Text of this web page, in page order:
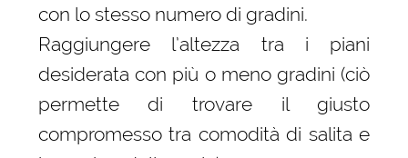
con lo stesso numero di gradini.
Raggiungere l’altezza tra i piani
desiderata con più o meno gradini (ciò
permette di trovare il giusto
compromesso tra comodità di salita e